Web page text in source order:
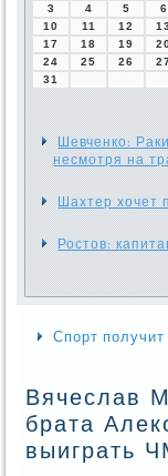
3
4 5 6
10
11 12
17
18 19
24
25 26
31
Шевченко:
несмотря на
Шахтер хочет
Ростов:
Спорт
Вячеслав
брата
выиграть